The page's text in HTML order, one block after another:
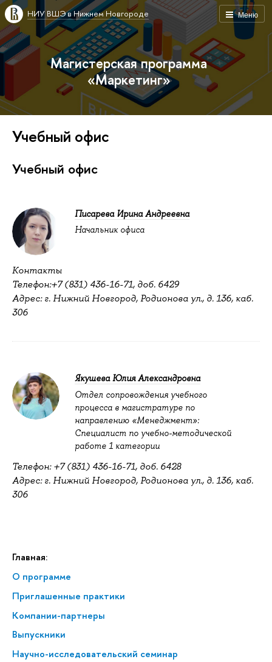
Меню
НИУ ВШЭ в Нижнем Новгороде
Магистерская программа
«Маркетинг»
Главная:
О программе
Приглашенные практики
Компании-партнеры
Выпускники
Научно-исследовательский семинар
Учебный офис
Учебный офис
Писарева Ирина Андреевна
Начальник офиса
Контакты
Телефон:+7 (831) 436-16-71, доб. 6429
Адрес: г. Нижний Новгород, Родионова ул., д. 136, каб.
306
Якушева Юлия Александровна
Отдел сопровождения учебного
процесса в магистратуре по
направлению «Менеджмент»:
Специалист по учебно-методической
работе 1 категории
Телефон: +7 (831) 436-16-71, доб. 6428
Адрес: г. Нижний Новгород, Родионова ул., д. 136, каб.
306